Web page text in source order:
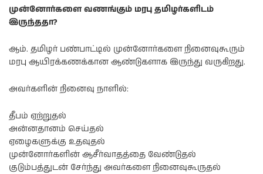
முன்னோர்களை வணங்கும் மரபு தமிழர்களிடம்
இருந்ததா?
ஆம். தமிழர் பண்பாட்டில் முன்னோர்களை நினைவுகூரும்
மரபு ஆயிரக்கணக்கான ஆண்டுகளாக இருந்து வருகிறது.
அவர்களின் நினைவு நாளில்:
தீபம் ஏற்றுதல்
அன்னதானம் செய்தல்
ஏழைகளுக்கு உதவுதல்
முன்னோர்களின் ஆசீர்வாதத்தை வேண்டுதல்
குடும்பத்துடன் சேர்ந்து அவர்களை நினைவுகூருதல்